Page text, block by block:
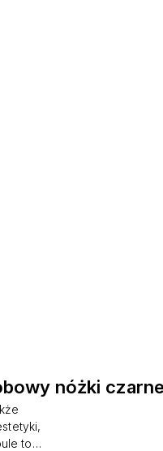
nóżki czarne
to